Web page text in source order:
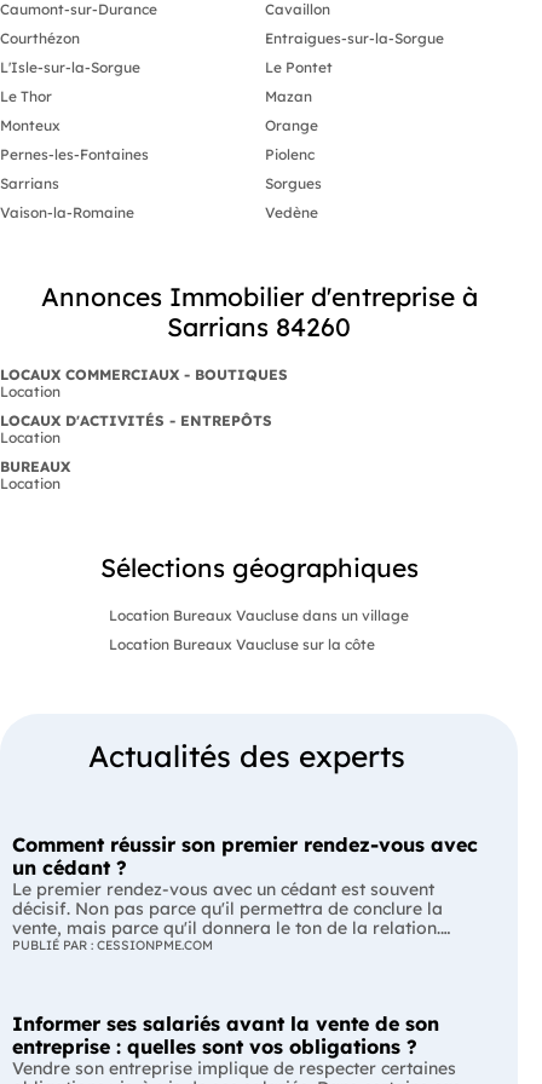
Caumont-sur-Durance
Cavaillon
Courthézon
Entraigues-sur-la-Sorgue
L'Isle-sur-la-Sorgue
Le Pontet
Le Thor
Mazan
Monteux
Orange
Pernes-les-Fontaines
Piolenc
Sarrians
Sorgues
Vaison-la-Romaine
Vedène
Annonces Immobilier d'entreprise à
Sarrians 84260
LOCAUX COMMERCIAUX - BOUTIQUES
Location
LOCAUX D'ACTIVITÉS - ENTREPÔTS
Location
BUREAUX
Location
Sélections géographiques
Location Bureaux Vaucluse dans un village
Location Bureaux Vaucluse sur la côte
Actualités des experts
Comment réussir son premier rendez-vous avec
un cédant ?
Le premier rendez-vous avec un cédant est souvent
décisif. Non pas parce qu'il permettra de conclure la
vente, mais parce qu'il donnera le ton de la relation.
Avant de parler prix ou financement, il s'agit avant tout
négociation. Le cédant évalue le repreneur autant que
celui-ci découvre l'entreprise. Une bonne préparation et
une écoute active sont souvent plus efficaces qu'une
PUBLIÉ PAR : CESSIONPME.COM
Informer ses salariés avant la vente de son
entreprise : quelles sont vos obligations ?
Vendre son entreprise implique de respecter certaines